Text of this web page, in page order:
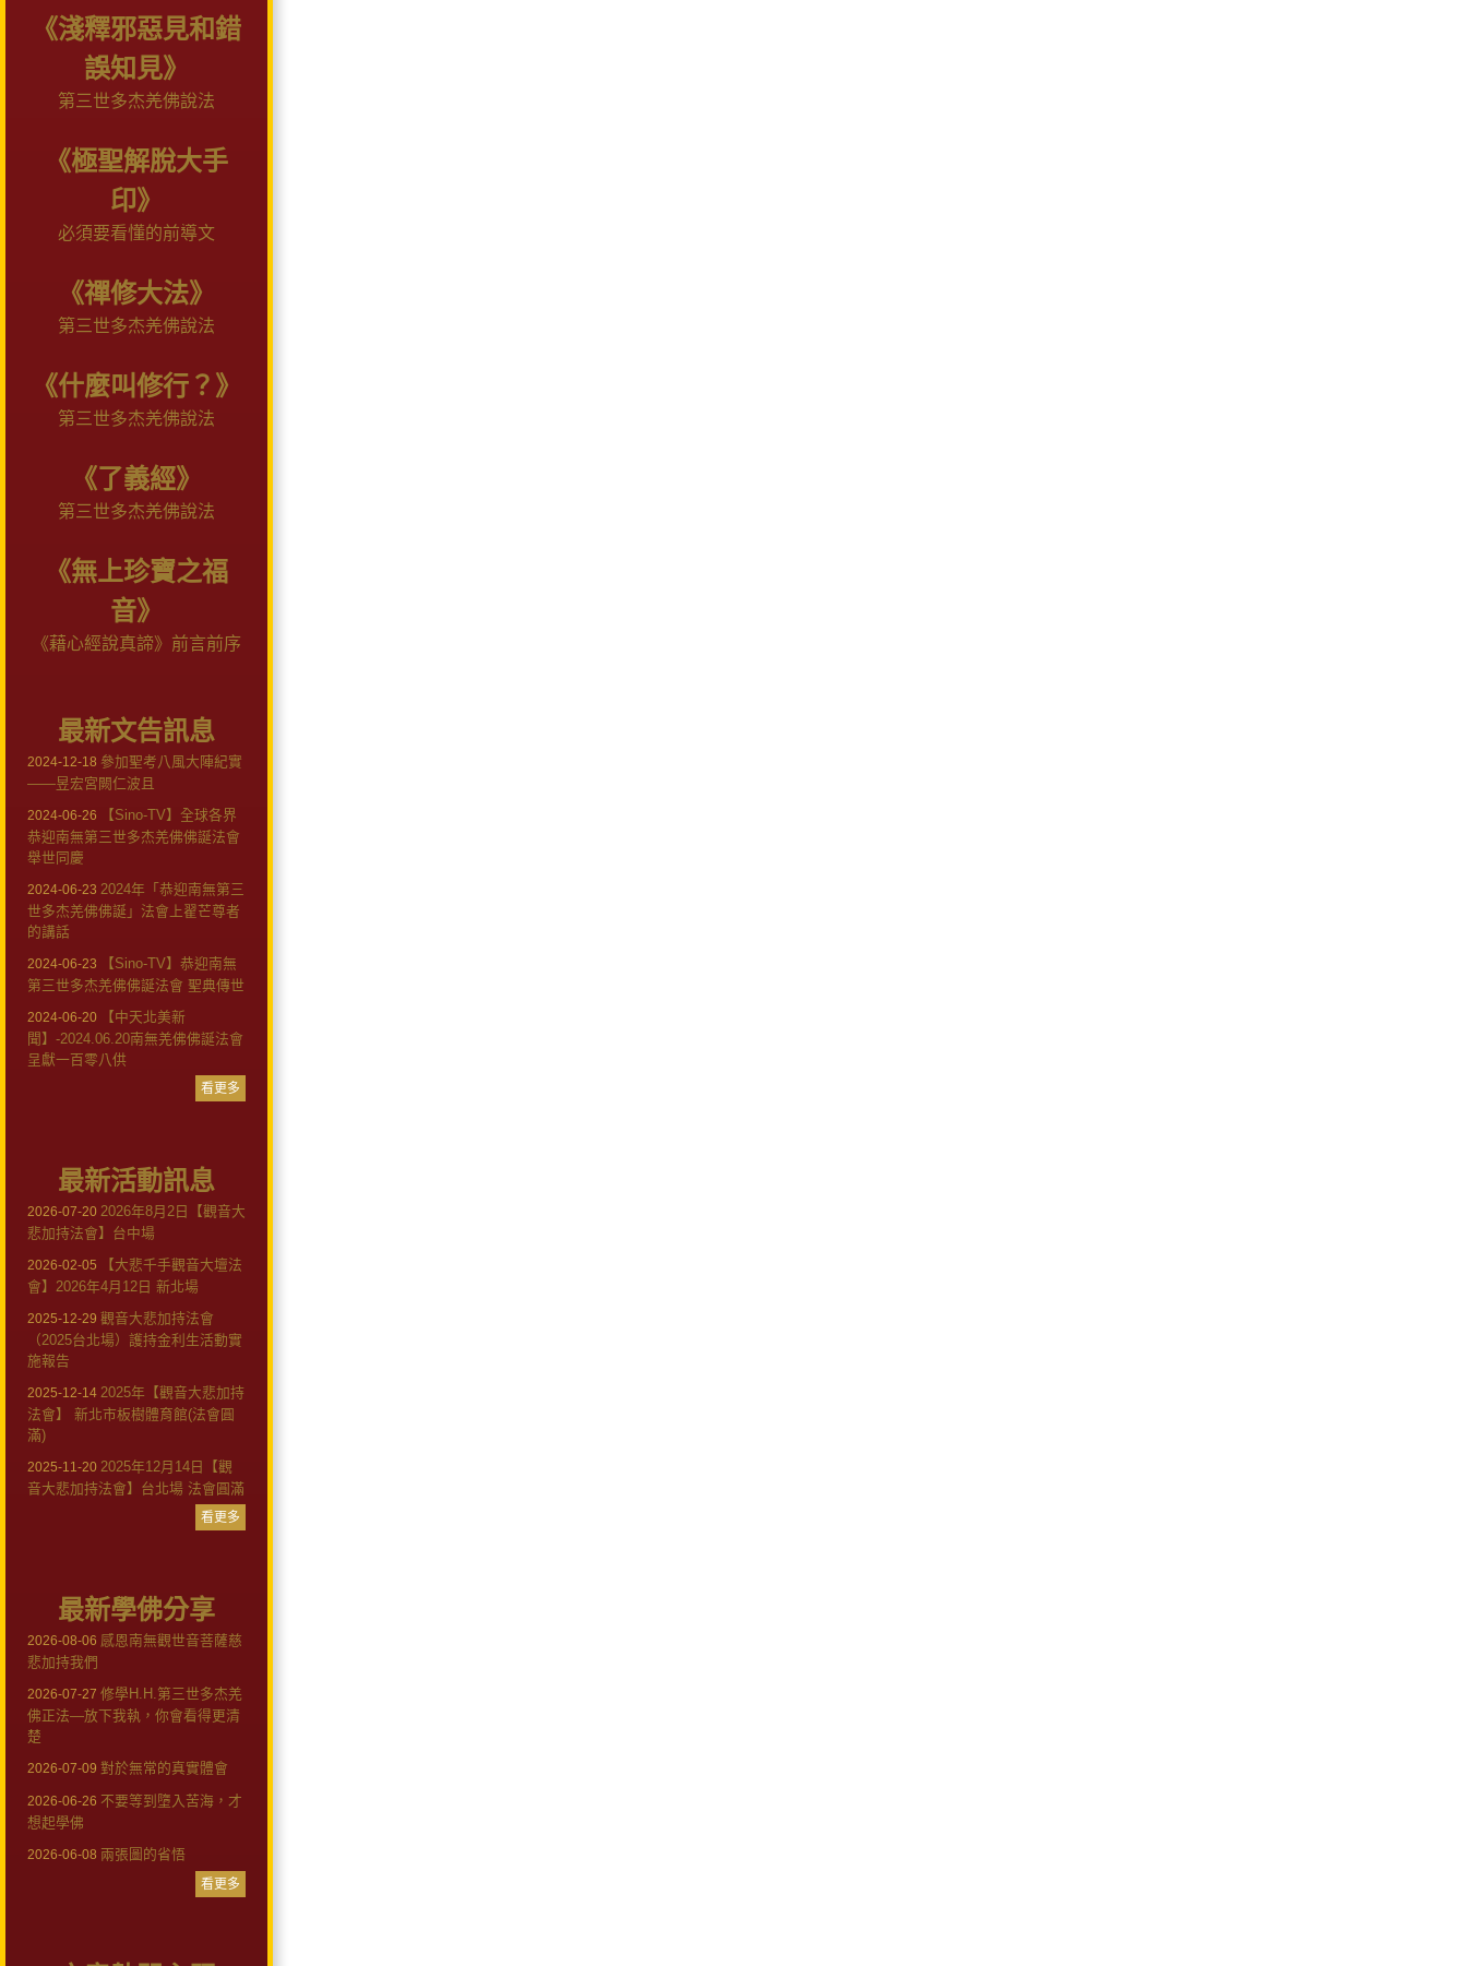
《淺釋邪惡見和錯
誤知見》
第三世多杰羌佛說法
《極聖解脫大手
印》
必須要看懂的前導文
《禪修大法》
第三世多杰羌佛說法
《什麼叫修行？》
第三世多杰羌佛說法
《了義經》
第三世多杰羌佛說法
《無上珍寶之福
音》
《藉心經說真諦》前言前序
最新文告訊息
2024-12-18 參加聖考八風大陣紀實
——昱宏宮闕仁波且
2024-06-26
【Sino-TV】全球各界
恭迎南無第三世多杰羌佛佛誕法會
舉世同慶
2024-06-23 2024年「恭迎南無第三
世多杰羌佛佛誕」法會上翟芒尊者
的講話
2024-06-23
【Sino-TV】恭迎南無
第三世多杰羌佛佛誕法會 聖典傳世
2024-06-20
【中天北美新
聞】-2024.06.20南無羌佛佛誕法會
呈獻一百零八供
看更多
最新活動訊息
2026-07-20 2026年8月2日【觀音大
悲加持法會】台中場
2026-02-05
【大悲千手觀音大壇法
會】2026年4月12日 新北場
2025-12-29 觀音大悲加持法會
（2025台北場）護持金利生活動實
施報告
2025-12-14 2025年【觀音大悲加持
法會】 新北市板樹體育館(法會圓
滿)
2025-11-20 2025年12月14日【觀
音大悲加持法會】台北場 法會圓滿
看更多
最新學佛分享
2026-08-06 感恩南無觀世音菩薩慈
悲加持我們
2026-07-27 修學H.H.第三世多杰羌
佛正法—放下我執，你會看得更清
楚
2026-07-09 對於無常的真實體會
2026-06-26 不要等到墮入苦海，才
想起學佛
2026-06-08 兩張圖的省悟
看更多